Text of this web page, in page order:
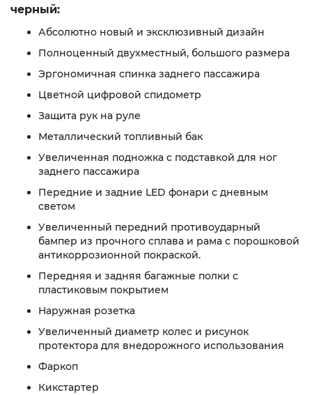
черный:
Абсолютно новый и эксклюзивный дизайн
Полноценный двухместный, большого размера
Эргономичная спинка заднего пассажира
Цветной цифровой спидометр
Защита рук на руле
Металлический топливный бак
Увеличенная подножка с подставкой для ног
заднего пассажира
Передние и задние LED фонари с дневным
светом
Увеличенный передний противоударный
бампер из прочного сплава и рама с порошковой
антикоррозионной покраской.
Передняя и задняя багажные полки с
пластиковым покрытием
Наружная розетка
Увеличенный диаметр колес и рисунок
протектора для внедорожного использования
Фаркоп
Кикстартер